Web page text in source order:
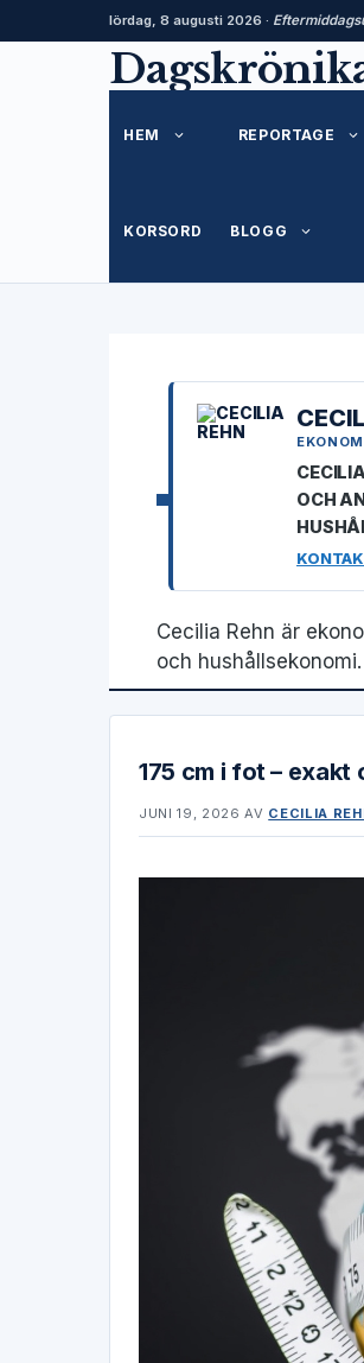
lördag, 8 augusti 2026 ·
HEM REPORTAGE
KORSORD BLOGG
OCH
Cecilia Rehn är
och hushållsekonomi.
175 cm i fot –
JUNI 19, 2026 AV CECILIA